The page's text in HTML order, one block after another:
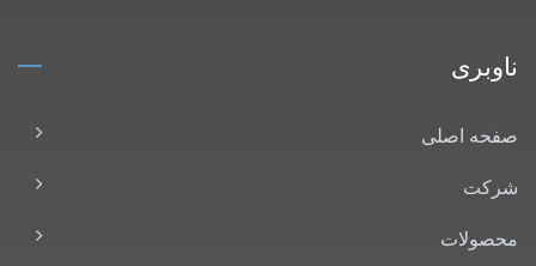
ناوبری
صفحه اصلی
شرکت
محصولات